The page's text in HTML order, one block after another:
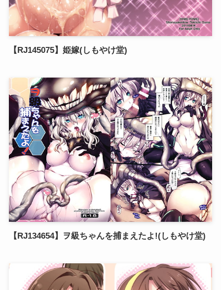
【RJ145075】姫嫁(しもやけ堂)
【RJ134654】ヲ級ちゃんを捕まえたよ!(しもやけ堂)